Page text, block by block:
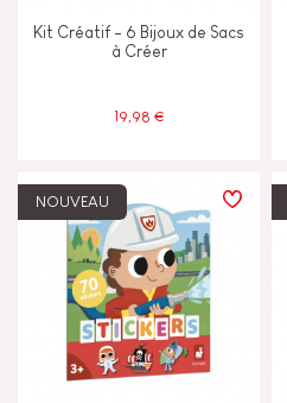
Kit Créatif - 6 Bijoux de Sacs
à Créer
19,98 €
NOUVEAU